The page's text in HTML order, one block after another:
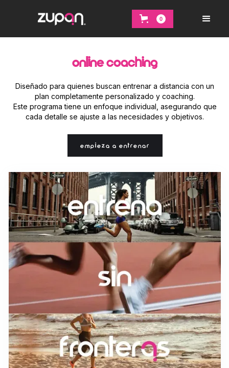
0
ONLINE COACHING
Diseñado para quienes buscan entrenar a distancia con un
plan completamente personalizado y coaching.
Este programa tiene un enfoque individual, asegurando que
cada detalle se ajuste a las necesidades y objetivos.
EMPIEZA A ENTRENAR